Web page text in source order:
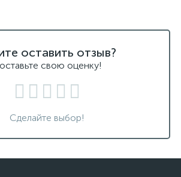
оставить отзыв?
свою оценку!
Сделайте выбор!